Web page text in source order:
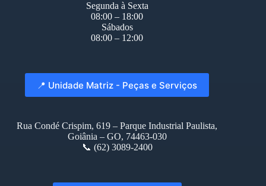
Segunda à Sexta
08:00 – 18:00
Sábados
08:00 – 12:00
📍 Unidade Matriz - Peças e Serviços
Rua Condé Crispim, 619 – Parque Industrial Paulista,
Goiânia – GO, 74463-030
📞 (62) 3089-2400